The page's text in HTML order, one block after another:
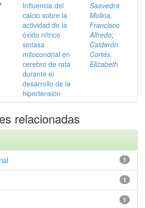
Influencia del
calcio sobre la
actividad de la
óxido nítrico
sintasa
mitocondrial en
cerebro de rata
durante el
desarrollo de la
hipertensión
Saavedra
Molina,
Francisco
Alfredo;
Calderón
Cortés,
Elizabeth
relacionadas
1
1
1